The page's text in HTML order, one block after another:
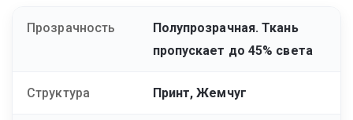
Прозрачность
Полупрозрачная. Ткань
пропускает до 45% света
Структура Принт, Жемчуг